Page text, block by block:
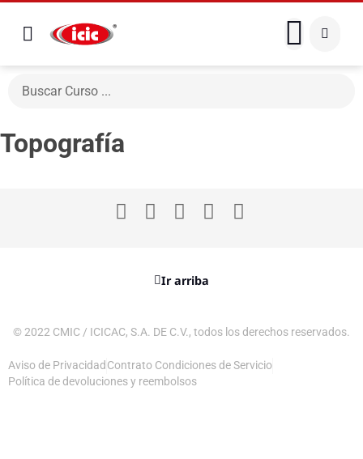
Topografía
Ir arriba
© 2022 CMIC / ICICAC, S.A. DE C.V., todos los derechos reservados.
Aviso de Privacidad Contrato Condiciones de Servicio
Política de devoluciones y reembolsos